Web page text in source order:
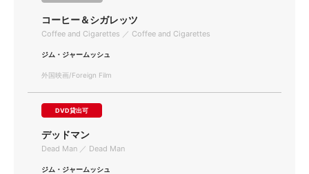
コーヒー＆シガレッツ
Coffee and Cigarettes ／ Coffee and Cigarettes
ジム・ジャームッシュ
外国映画/Foreign Film
DVD貸出可
デッドマン
Dead Man ／ Dead Man
ジム・ジャームッシュ